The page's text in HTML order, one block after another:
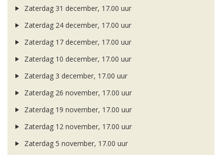
Zaterdag 31 december, 17.00 uur
Zaterdag 24 december, 17.00 uur
Zaterdag 17 december, 17.00 uur
Zaterdag 10 december, 17.00 uur
Zaterdag 3 december, 17.00 uur
Zaterdag 26 november, 17.00 uur
Zaterdag 19 november, 17.00 uur
Zaterdag 12 november, 17.00 uur
Zaterdag 5 november, 17.00 uur